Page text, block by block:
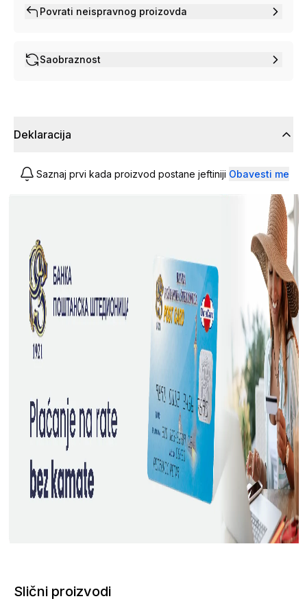
Povrati neispravnog proizovda
Saobraznost
Deklaracija
Saznaj prvi kada proizvod postane jeftiniji Obavesti me
Slični proizvodi